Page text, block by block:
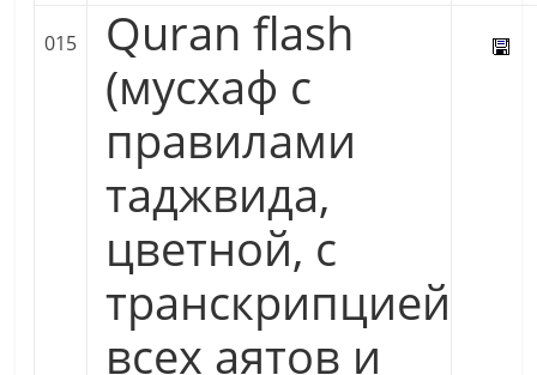
015
Quran flash
(мусхаф с
правилами
таджвида,
цветной, с
транскрипцией
всех аятов и